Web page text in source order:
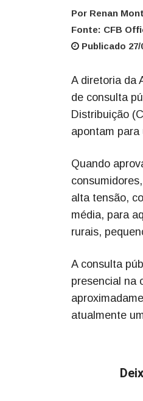
Por Renan
Fonte: CFB
Publicado 27/
A diretoria da
de consulta
Distribuição
apontam para
Quando
alta tensão,
média, para
rurais,
A consulta
presencial na
atualmente